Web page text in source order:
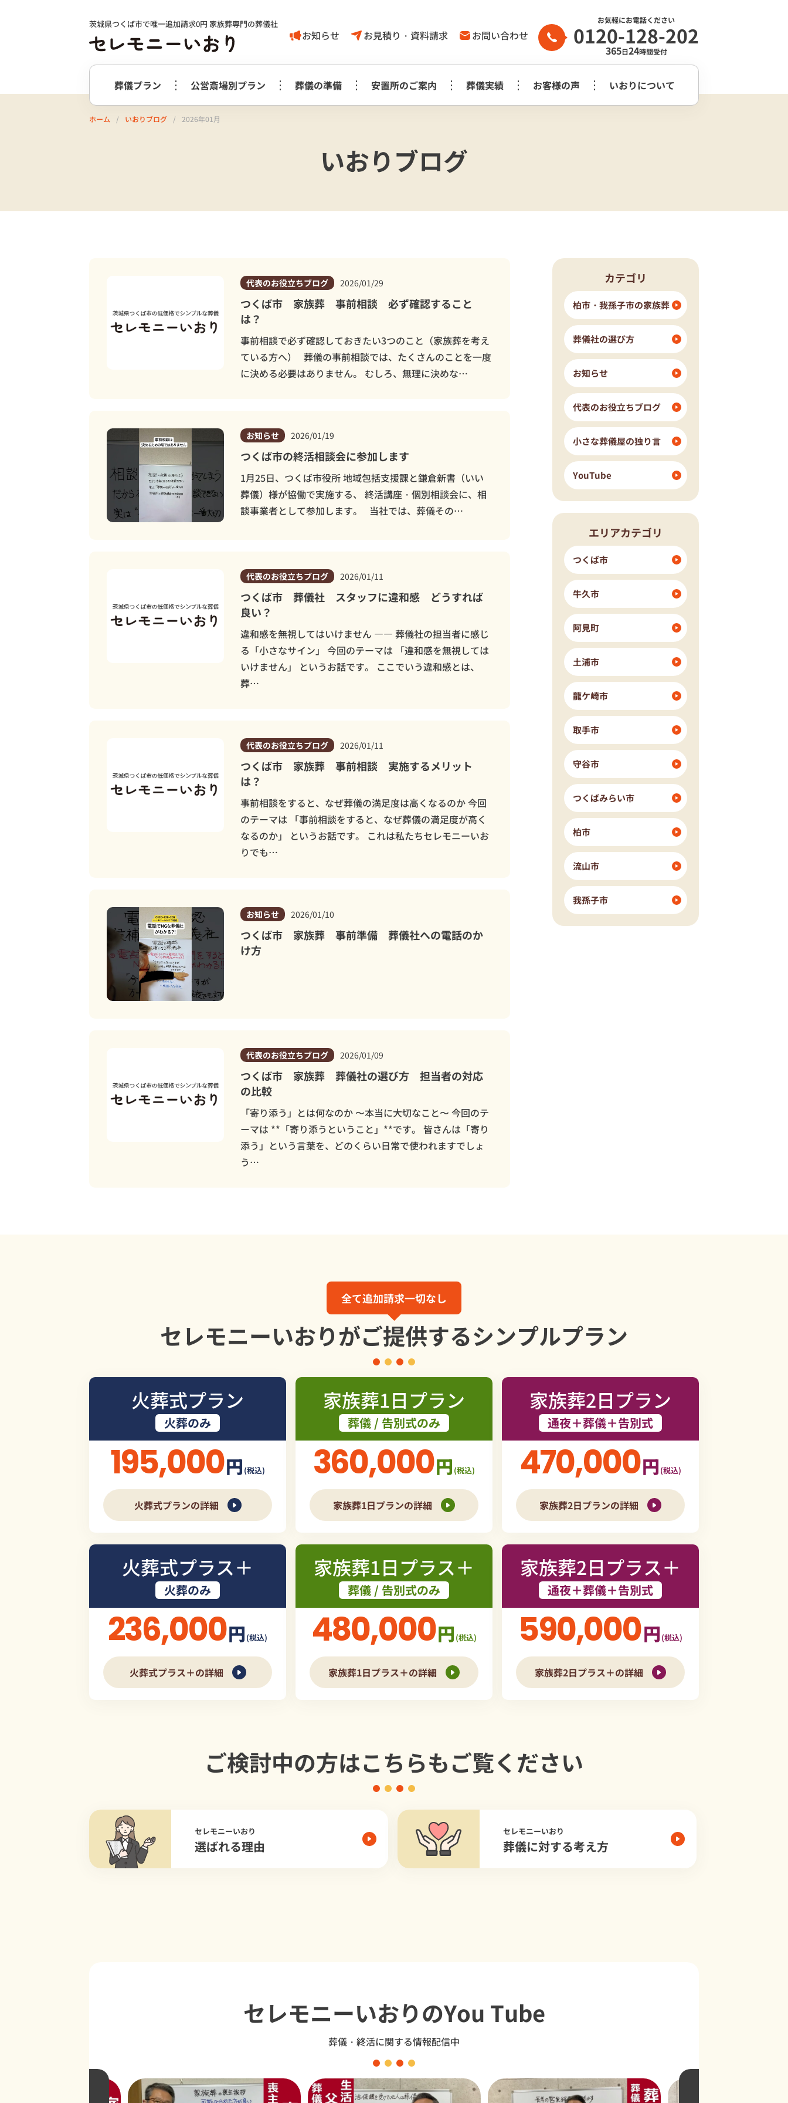
茨城県つくば市で唯一追加請求0円 家族葬専門の葬儀社
お知らせ お見積り・資料請求 お問い合わせ
お気軽にお電話ください
0120-128-202
365日24時間受付
葬儀プラン
家族葬1日プラン
白木祭壇プラン
オプション
公営斎場別プラン
つくばメモリアルホール
牛久市 阿見町 龍ケ崎市
土浦市営斎場
我孫子市
ウイングホール柏斎場
葬儀の準備
葬儀の豆知識
事前相談に
葬儀社はどう
安置所のご案内 葬儀実績 お客様の声 いおりについて
葬儀に対する
考え方
いおり公式
ホーム いおりブログ 2026年01月
いおりブログ
代表のお役立ちブログ 2026/01/29
つくば市 家族葬 事前相談 必ず確認すること
は？
事前相談で必ず確認しておきたい3つのこと（家族葬を考え
ている方へ） 葬儀の事前相談では、たくさんのことを一度
に決める必要はありません。 むしろ、無理に決めな…
お知らせ 2026/01/19
つくば市の終活相談会に参加します
1月25日、つくば市役所 地域包括支援課と鎌倉新書（いい
葬儀）様が協働で実施する、 終活講座・個別相談会に、相
談事業者として参加します。 当社では、葬儀その…
代表のお役立ちブログ 2026/01/11
つくば市 葬儀社 スタッフに違和感 どうすれば
良い？
違和感を無視してはいけません ―― 葬儀社の担当者に感じ
る「小さなサイン」 今回のテーマは 「違和感を無視しては
いけません」 というお話です。 ここでいう違和感とは、
葬…
代表のお役立ちブログ 2026/01/11
つくば市 家族葬 事前相談 実施するメリット
は？
事前相談をすると、なぜ葬儀の満足度は高くなるのか 今回
のテーマは 「事前相談をすると、なぜ葬儀の満足度が高く
なるのか」 というお話です。 これは私たちセレモニーいお
りでも…
お知らせ 2026/01/10
つくば市 家族葬 事前準備 葬儀社への電話のか
け方
代表のお役立ちブログ 2026/01/09
つくば市 家族葬 葬儀社の選び方 担当者の対応
の比較
「寄り添う」とは何なのか 〜本当に大切なこと〜 今回のテ
ーマは **「寄り添うということ」**です。 皆さんは「寄り
添う」という言葉を、どのくらい日常で使われますでしょ
う…
カテゴリ
柏市・我孫子市の家族葬
葬儀社の選び方
お知らせ
代表のお役立ちブログ
小さな葬儀屋の独り言
YouTube
エリアカテゴリ
つくば市
牛久市
阿見町
土浦市
龍ケ崎市
取手市
守谷市
つくばみらい市
柏市
流山市
我孫子市
全て追加請求一切なし
セレモニーいおりがご提供するシンプルプラン
火葬式プラン
火葬のみ
195,000円 (税込)
火葬式プランの詳細
家族葬1日プラン
葬儀 / 告別式のみ
360,000円 (税込)
家族葬1日プランの詳細
家族葬2日プラン
通夜＋葬儀＋告別式
470,000円 (税込)
家族葬2日プランの詳細
火葬式プラス＋
火葬のみ
236,000円 (税込)
火葬式プラス＋の詳細
家族葬1日プラス＋
葬儀 / 告別式のみ
480,000円 (税込)
家族葬1日プラス＋の詳細
家族葬2日プラス＋
通夜＋葬儀＋告別式
590,000円 (税込)
家族葬2日プラス＋の詳細
ご検討中の方はこちらもご覧ください
セレモニーいおり
選ばれる理由
セレモニーいおり
葬儀に対する考え方
セレモニーいおりのYou Tube
葬儀・終活に関する情報配信中